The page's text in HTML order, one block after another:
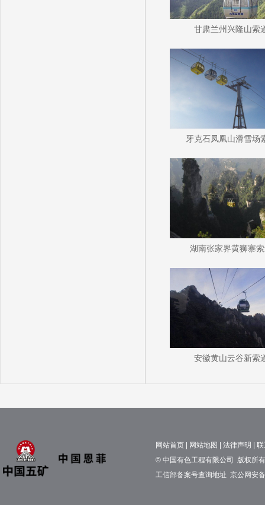
甘肃兰州兴隆山索
牙克石凤凰山滑雪场
湖南张家界黄狮寨
安徽黄山云谷新索
网站首页 网站地图 法律声明
© 中国有色工程有限公司 版权所
工信部备案号查询地址 京公网安